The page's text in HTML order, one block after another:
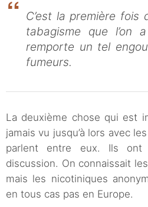
C’est la première fois
tabagisme que l’on
remporte un tel
fumeurs.
La deuxième chose qui est
jamais vu jusqu’à lors avec
parlent entre eux. Ils
discussion. On connaissait
mais les nicotiniques
en tous cas pas en Europe.